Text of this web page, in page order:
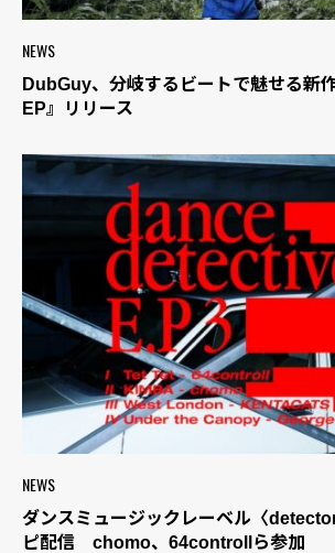
NEWS
DubGuy、分岐するビートで魅せる新
EP』リリース
NEWS
ダンスミュージックレーベル〈
ピ配信 chomo、64controllら参加